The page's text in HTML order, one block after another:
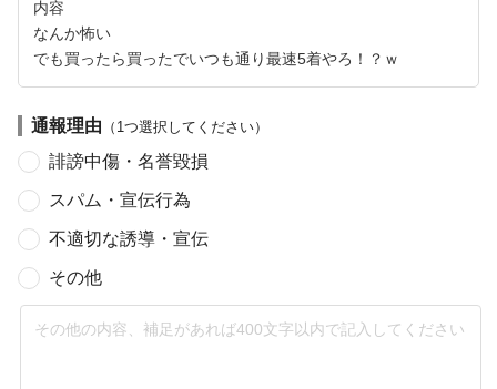
内容
なんか怖い
でも買ったら買ったでいつも通り最速5着やろ！？ｗ
通報理由 （1つ選択してください）
誹謗中傷・名誉毀損
スパム・宣伝行為
不適切な誘導・宣伝
その他